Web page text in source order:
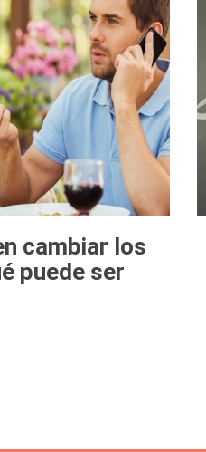
cambiar los
puede ser